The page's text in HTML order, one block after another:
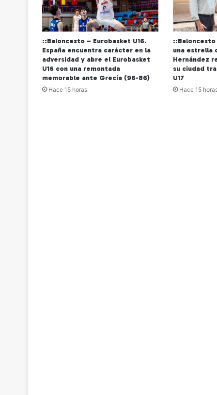
::Baloncesto – Eurobasket U16.
España encuentra carácter en la
adversidad y abre el Eurobasket
U16 con una remontada
memorable ante Grecia (96-86)
Hace 15 horas
una estrella
Hernández
su ciudad
U17
Hace 15